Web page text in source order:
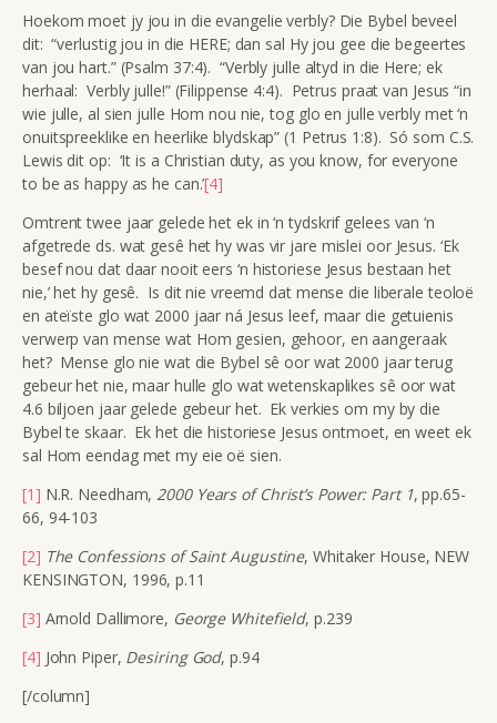
Hoekom moet jy jou in die evangelie verbly? Die Bybel beveel
dit: “verlustig jou in die HERE; dan sal Hy jou gee die begeertes
van jou hart.” (Psalm 37:4). “Verbly julle altyd in die Here; ek
herhaal: Verbly julle!” (Filippense 4:4). Petrus praat van Jesus “in
wie julle, al sien julle Hom nou nie, tog glo en julle verbly met ‘n
onuitspreeklike en heerlike blydskap” (1 Petrus 1:8). Só som C.S.
Lewis dit op: ‘It is a Christian duty, as you know, for everyone
to be as happy as he can.’[4]
Omtrent twee jaar gelede het ek in ‘n tydskrif gelees van ‘n
afgetrede ds. wat gesê het hy was vir jare mislei oor Jesus. ‘Ek
besef nou dat daar nooit eers ‘n historiese Jesus bestaan het
nie,’ het hy gesê. Is dit nie vreemd dat mense die liberale teoloë
en ateïste glo wat 2000 jaar ná Jesus leef, maar die getuienis
verwerp van mense wat Hom gesien, gehoor, en aangeraak
het? Mense glo nie wat die Bybel sê oor wat 2000 jaar terug
gebeur het nie, maar hulle glo wat wetenskaplikes sê oor wat
4.6 biljoen jaar gelede gebeur het. Ek verkies om my by die
Bybel te skaar. Ek het die historiese Jesus ontmoet, en weet ek
sal Hom eendag met my eie oë sien.
[1] N.R. Needham, 2000 Years of Christ’s Power: Part 1, pp.65-
66, 94-103
[2] The Confessions of Saint Augustine, Whitaker House, NEW
KENSINGTON, 1996, p.11
[3] Arnold Dallimore, George Whitefield, p.239
[4] John Piper, Desiring God, p.94
[/column]